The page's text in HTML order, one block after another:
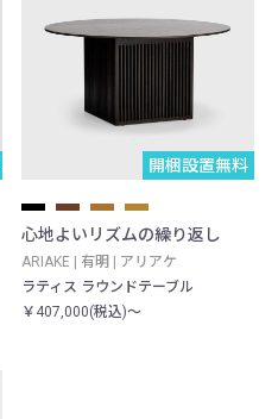
開梱設置無料
心地よいリズムの繰り返し
ARIAKE | 有明 | アリアケ
ラティス ラウンドテーブル
￥407,000(税込)～